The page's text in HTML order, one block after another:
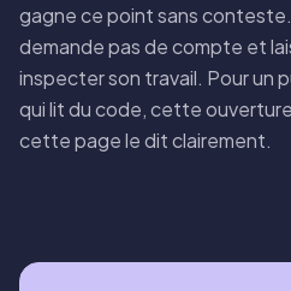
gagne ce point sans
demande pas de compte et
inspecter son travail. Pour un
qui lit du code, cette
cette page le dit clairement.